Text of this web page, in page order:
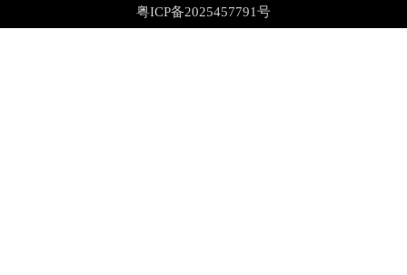
粤ICP备2025457791号